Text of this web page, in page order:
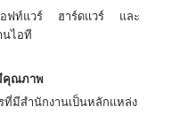
ฟท์แวร์ ฮาร์ดแวร์ และ
นไอที
คุณภาพ
ที่มีสำนักงานเป็นหลักแหล่ง